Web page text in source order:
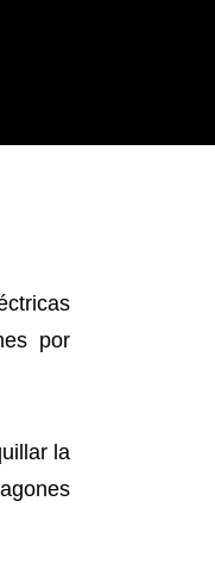
por
la